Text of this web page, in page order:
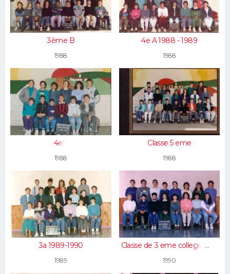
3ème B
1988
4e A 1988 - 1989
1988
4eB
1988
Classe 5 eme
1988
3a 1989-1990
1989
Classe de 3 eme college paul
eluard
1990